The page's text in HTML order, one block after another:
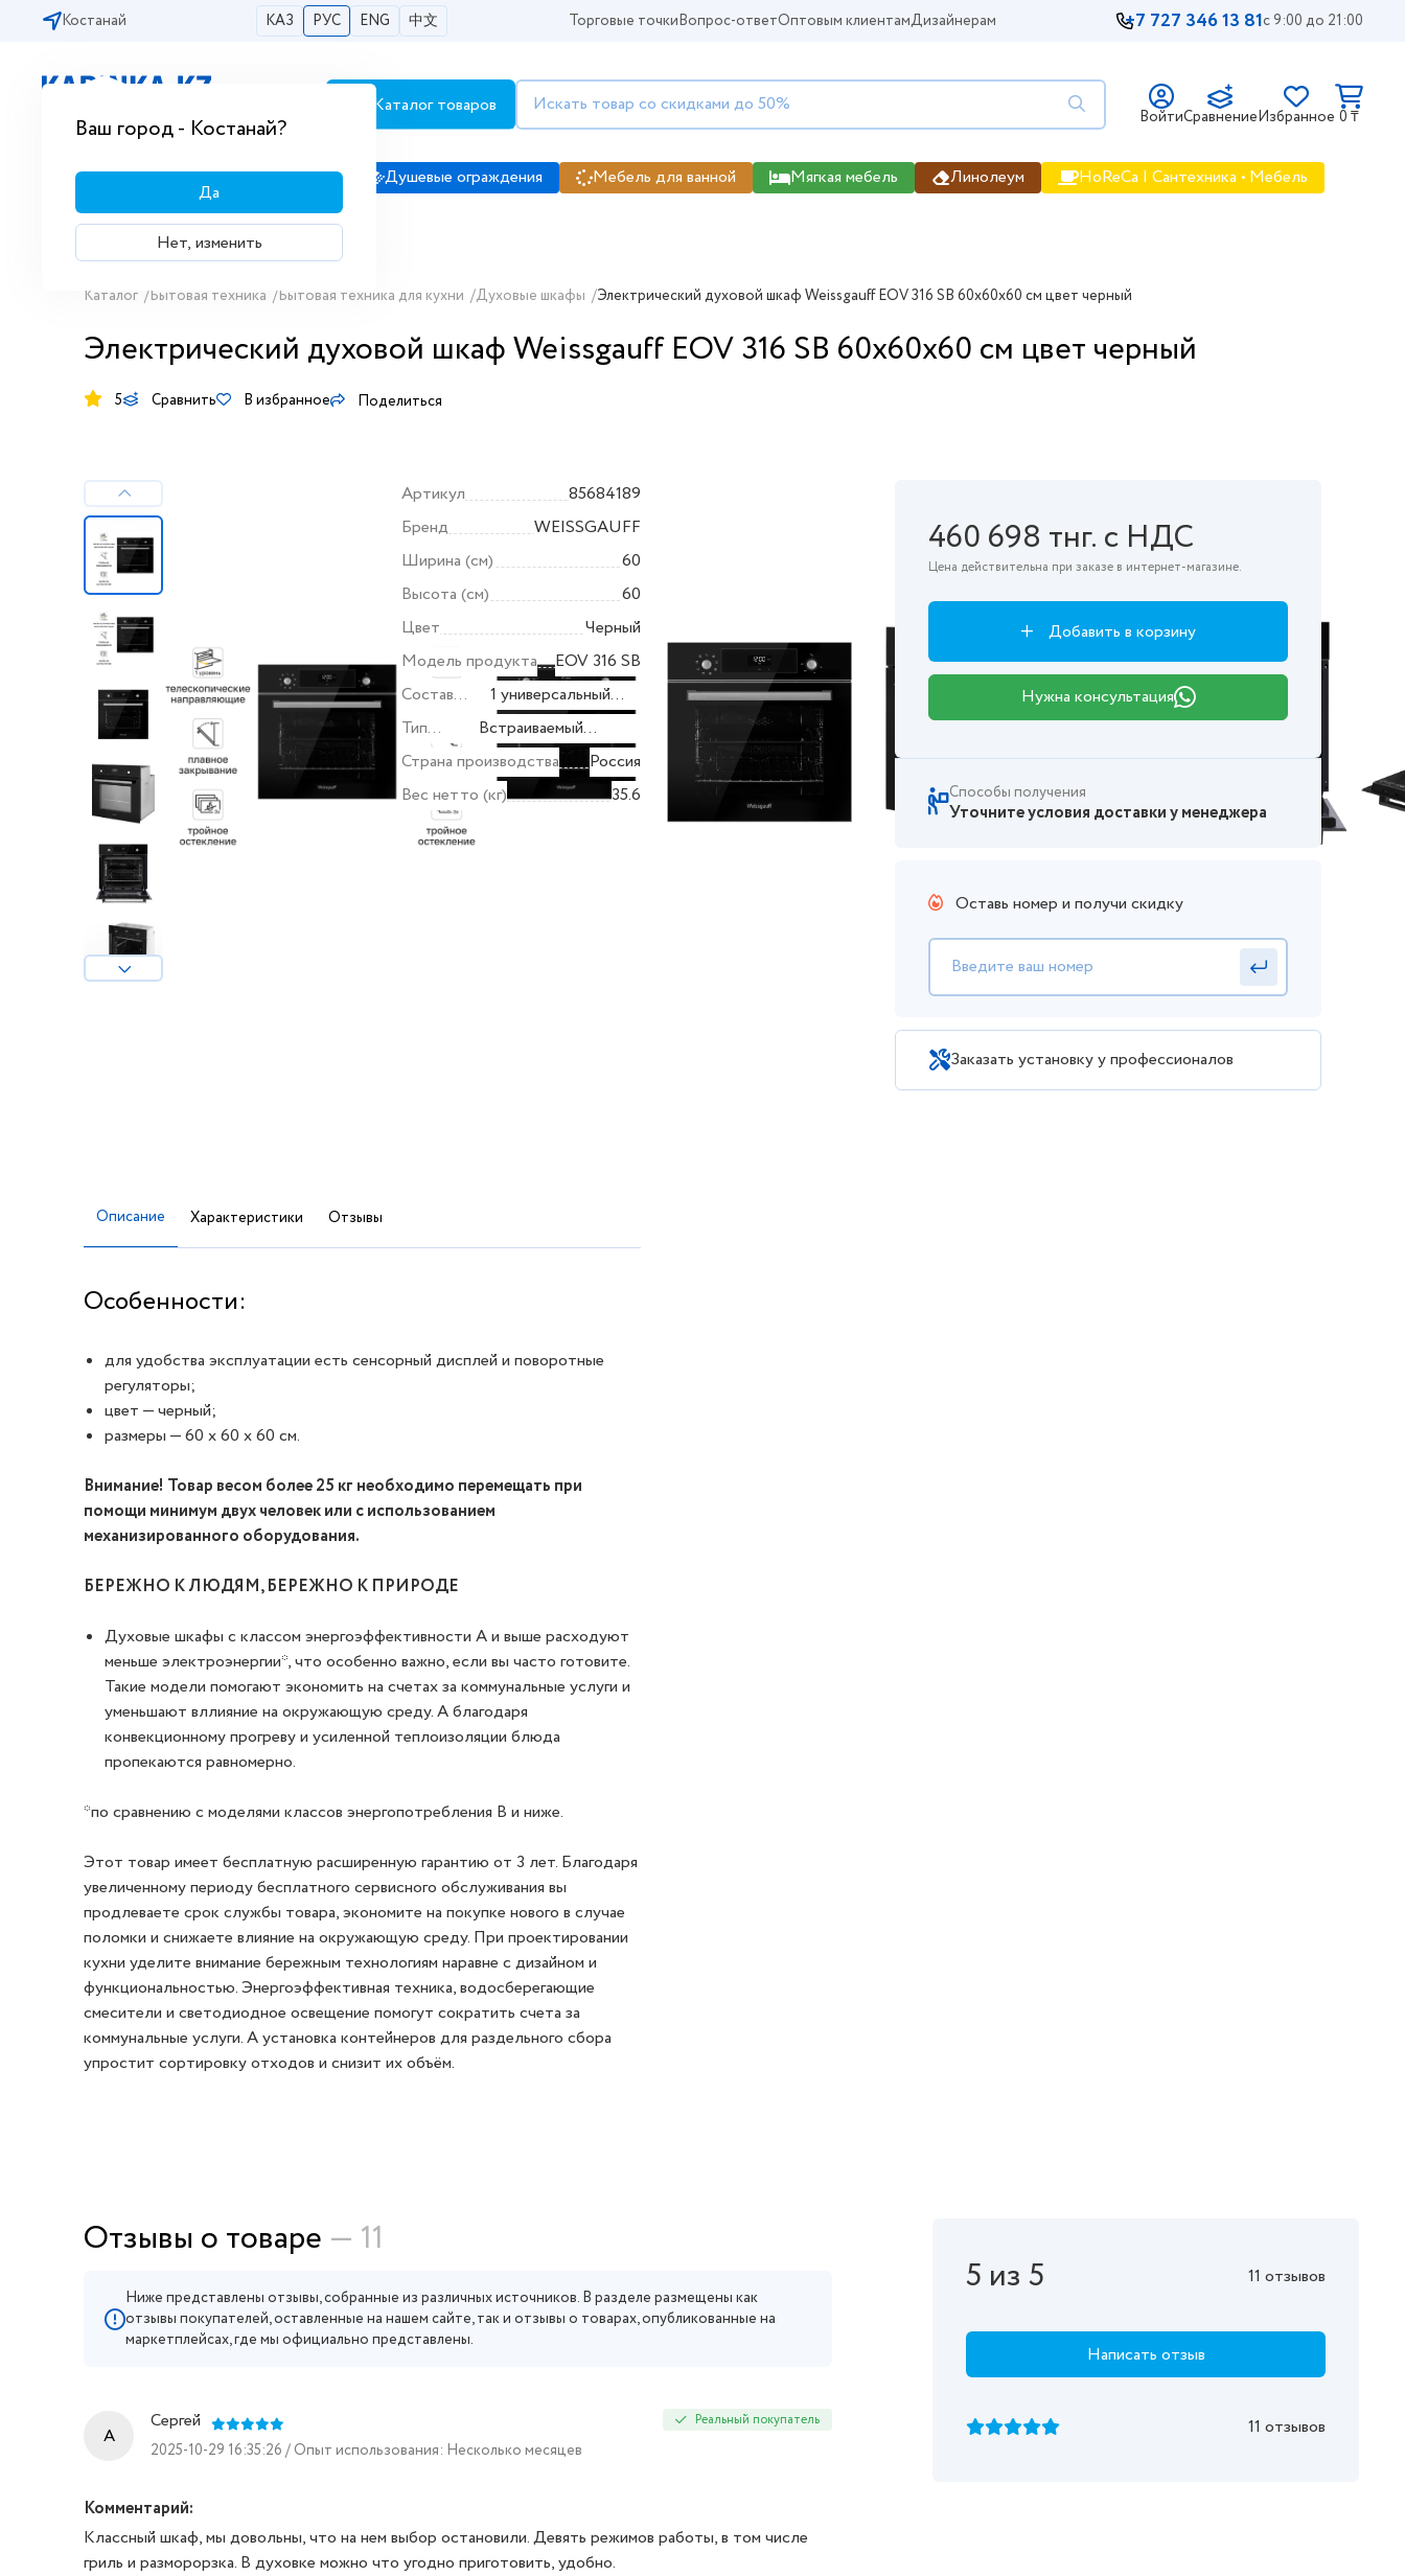
Костанай КАЗ РУС ENG 中文
Ваш город - Костанай?
Да
Нет, изменить
Торговые точкиВопрос-ответОптовым клиентамДизайнерам +7 727 346 13 81с 9:00 до 21:00
Бесплатная доставка по городам РК
Каталог товаров ВойтиСравнениеИзбранное 0 ₸
Сантехника Душевые кабины Душевые ограждения Мебель для ванной Мягкая мебель Линолеум HoReCa | Сантехника • Мебель
Каталог /Бытовая техника /Бытовая техника для кухни /Духовые шкафы /Электрический духовой шкаф Weissgauff EOV 316 SB 60x60x60 см цвет черный
Электрический духовой шкаф Weissgauff EOV 316 SB 60x60x60 см цвет черный
5 Сравнить В избранное Поделиться
Артикул
85684189
Бренд
WEISSGAUFF
Ширина (см)
60
Высота (см)
60
Цвет
Черный
Модель продукта
EOV 316 SB
Состав
комплекта
1 универсальный
противень и 1
решетка
Тип
продукта
Встраиваемый
духовой шкаф
Страна производства
Россия
Вес нетто (кг)
35.6
Все характеристики
460 698 тнг. с НДС
Цена действительна при заказе в интернет-магазине.
Добавить в корзину
Нужна консультация
Способы получения
Уточните условия доставки у менеджера
Оставь номер и получи скидку
Заказать установку у профессионалов
Описание Характеристики Отзывы
Особенности:
для удобства эксплуатации есть сенсорный дисплей и поворотные
регуляторы;
цвет — черный;
размеры — 60 x 60 x 60 см.
Внимание! Товар весом более 25 кг необходимо перемещать при
помощи минимум двух человек или с использованием
механизированного оборудования.
БЕРЕЖНО К ЛЮДЯМ, БЕРЕЖНО К ПРИРОДЕ
Духовые шкафы с классом энергоэффективности А и выше расходуют
меньше электроэнергии*, что особенно важно, если вы часто готовите.
Такие модели помогают экономить на счетах за коммунальные услуги и
уменьшают вллияние на окружающую среду. А благодаря
конвекционному прогреву и усиленной теплоизоляции блюда
пропекаются равномерно.
*по сравнению с моделями классов энергопотребления B и ниже.
Этот товар имеет бесплатную расширенную гарантию от 3 лет. Благодаря
увеличенному периоду бесплатного сервисного обслуживания вы
продлеваете срок службы товара, экономите на покупке нового в случае
поломки и снижаете влияние на окружающую среду. При проектировании
кухни уделите внимание бережным технологиям наравне с дизайном и
функциональностью. Энергоэффективная техника, водосберегающие
смесители и светодиодное освещение помогут сократить счета за
коммунальные услуги. А установка контейнеров для раздельного сбора
упростит сортировку отходов и снизит их объём.
Отзывы о товаре — 11
Ниже представлены отзывы, собранные из различных источников. В разделе размещены как
отзывы покупателей, оставленные на нашем сайте, так и отзывы о товарах, опубликованные на
маркетплейсах, где мы официально представлены.
A
Сергей
2025-10-29 16:35:26 / Опыт использования: Несколько месяцев
Реальный покупатель
Комментарий:
Классный шкаф, мы довольны, что на нем выбор остановили. Девять режимов работы, в том числе
гриль и разморорзка. В духовке можно что угодно приготовить, удобно.
5 из 5 11 отзывов
Написать отзыв
11 отзывов